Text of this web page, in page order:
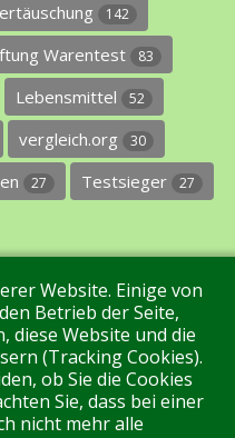
142
Warentest 83
Lebensmittel 52
vergleich.org 30
27 Testsieger 27
Über uns Kontakt
Website. Einige von
Betrieb der Seite,
diese Website und die
(Tracking Cookies).
ob Sie die Cookies
Sie, dass bei einer
nicht mehr alle